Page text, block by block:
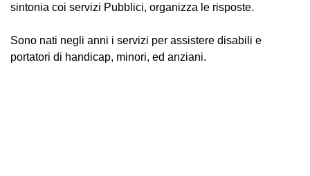
sintonia coi servizi Pubblici, organizza le risposte.
Sono nati negli anni i servizi per assistere disabili e
portatori di handicap, minori, ed anziani.